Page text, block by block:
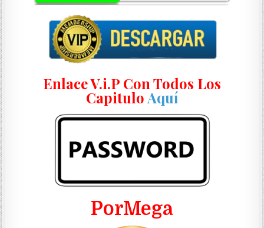
Enlace V.i.P Con Todos Los
CapituloAquí
PorMega